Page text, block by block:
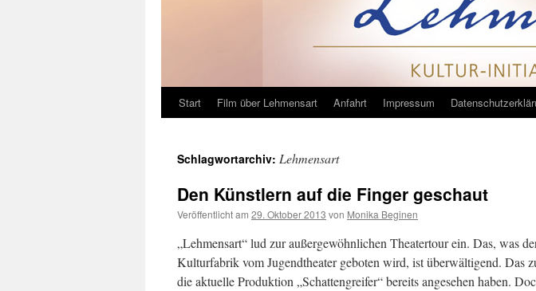
Start Film über Lehmensart Anfahrt Impressum
Schlagwortarchiv: Lehmensart
Den Künstlern auf die Finger geschaut
Veröffentlicht am 29. Oktober 2013 von Monika Beginen
„Lehmensart“ lud zur außergewöhnlichen Theatertour ein. Das, was
Kulturfabrik vom Jugendtheater geboten wird, ist überwältigend. Das
die aktuelle Produktion „Schattengreifer“ bereits angesehen haben.